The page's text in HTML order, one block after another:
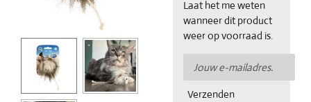
Laat het me weten
wanneer dit product
weer op voorraad is.
Verzenden